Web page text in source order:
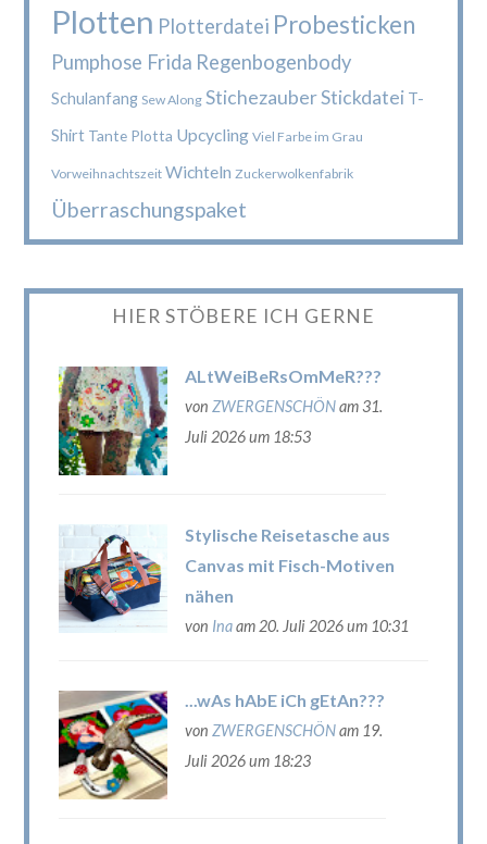
Plotten Plotterdatei Probesticken
Pumphose Frida Regenbogenbody
Schulanfang Sew Along StichezauberStickdatei T-
Shirt Tante Plotta Upcycling Viel Farbe im Grau
Vorweihnachtszeit Wichteln Zuckerwolkenfabrik
Überraschungspaket
HIER STÖBERE ICH GERNE
ALtWeiBeRsOmMeR???
von ZWERGENSCHÖNam 31.
Juli 2026 um 18:53
Stylische Reisetasche aus
Canvas mit Fisch-Motiven
nähen
von Inaam 20. Juli 2026 um 10:31
...wAs hAbE iCh gEtAn???
von ZWERGENSCHÖNam 19.
Juli 2026 um 18:23